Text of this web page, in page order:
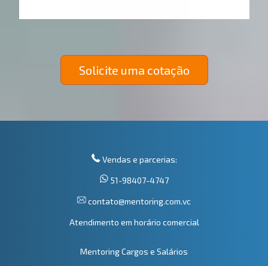
Solicite uma cotação
Vendas e parcerias:
51-98407-4747
contato@mentoring.com.vc
Atendimento em horário comercial
Mentoring Cargos e Salários